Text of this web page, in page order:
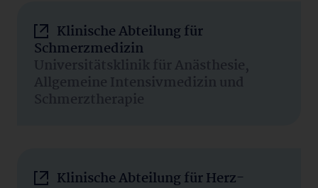
Klinische Abteilung für
Schmerzmedizin
Universitätsklinik für Anästhesie,
Allgemeine Intensivmedizin und
Schmerztherapie
Klinische Abteilung für Herz-